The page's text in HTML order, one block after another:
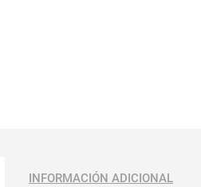
INFORMACIÓN ADICIONAL